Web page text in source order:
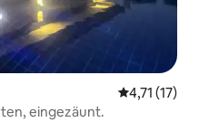
4,71 (17)
eingezäunt.